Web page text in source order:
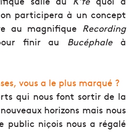
participera à un concept
au magnifique Recording
finir au Bucéphaleà
vous a le plus marqué ?
qui nous font sortir de la
horizons mais nous
public niçois nous a régalé